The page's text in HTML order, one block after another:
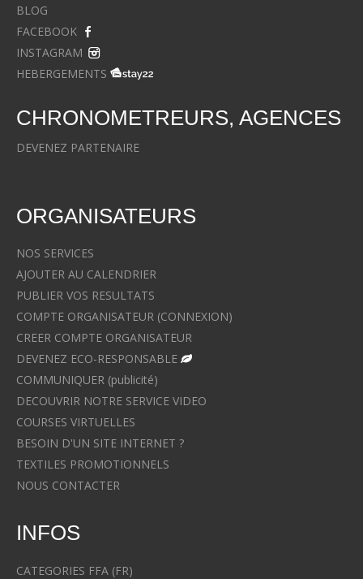
BLOG
FACEBOOK
INSTAGRAM
HEBERGEMENTS
CHRONOMETREURS, AGENCES
DEVENEZ PARTENAIRE
ORGANISATEURS
NOS SERVICES
AJOUTER AU CALENDRIER
PUBLIER VOS RESULTATS
COMPTE ORGANISATEUR (CONNEXION)
CREER COMPTE ORGANISATEUR
DEVENEZ ECO-RESPONSABLE
COMMUNIQUER (publicité)
DECOUVRIR NOTRE SERVICE VIDEO
COURSES VIRTUELLES
BESOIN D'UN SITE INTERNET ?
TEXTILES PROMOTIONNELS
NOUS CONTACTER
INFOS
CATEGORIES FFA (FR)